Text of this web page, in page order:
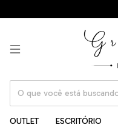
OUTLET ESCRITÓRIO